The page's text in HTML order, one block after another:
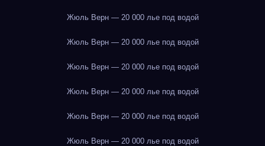
Жюль Верн — 20 000 лье под водой
Жюль Верн — 20 000 лье под водой
Жюль Верн — 20 000 лье под водой
Жюль Верн — 20 000 лье под водой
Жюль Верн — 20 000 лье под водой
Жюль Верн — 20 000 лье под водой